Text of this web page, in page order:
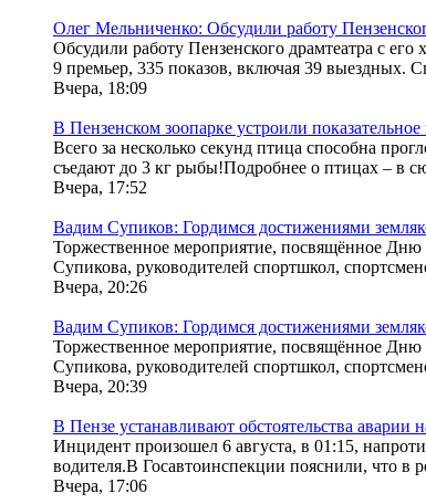
Олег Мельниченко: Обсудили работу
Обсудили работу Пензенского драмтеатра с
9 премьер, 335 показов, включая 39 выездных.
Вчера, 18:09
В Пензенском зоопарке устроили
Всего за несколько секунд птица способна
съедают до 3 кг рыбы!Подробнее о птицах – в
Вчера, 17:52
Вадим Супиков: Гордимся достижениями
Торжественное мероприятие, посвящённое Дню
Супикова, руководителей спортшкол,
Вчера, 20:26
Вадим Супиков: Гордимся достижениями
Торжественное мероприятие, посвящённое Дню
Супикова, руководителей спортшкол,
Вчера, 20:39
В Пензе устанавливают обстоятельства аварии
Инцидент произошел 6 августа, в 01:15,
водителя.В Госавтоинспекции пояснили, что в
Вчера, 17:06